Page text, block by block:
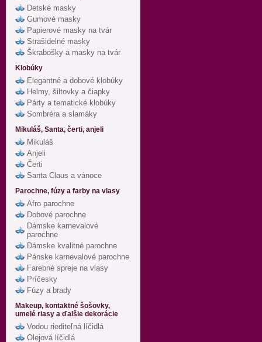
Detské masky
Gumové masky
Papierové masky na tvár
Strašidelné masky
Škrabošky a masky na tvár
Klobúky
Elegantné a dobové klobúky
Helmy, šiltovky a čiapky
Párty a tematické klobúky
Sombréra a slamáky
Mikuláš, Santa, čerti, anjeli
Mikuláš
Anjeli
Čerti
Santa Claus a vánoce
Parochne, fúzy a farby na vlasy
Afro parochne
Dobové parochne
Dámske karnevalové
parochne
Dámske kvalitné parochne
Pánske karnevalové parochne
Farebné spreje na vlasy
Príčesky
Fúzy a brady
Makeup, kontaktné šošovky,
umelé riasy a ďalšie dekorácie
Vodou riediteľná líčidlá
Olejová líčidlá